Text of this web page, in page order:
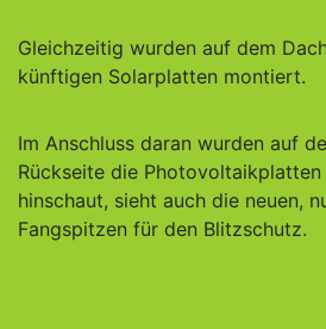
Gleichzeitig wurden auf dem
künftigen Solarplatten montiert.
Im Anschluss daran wurden auf
Rückseite die
hinschaut, sieht auch die neuen,
Fangspitzen für den Blitzschutz.